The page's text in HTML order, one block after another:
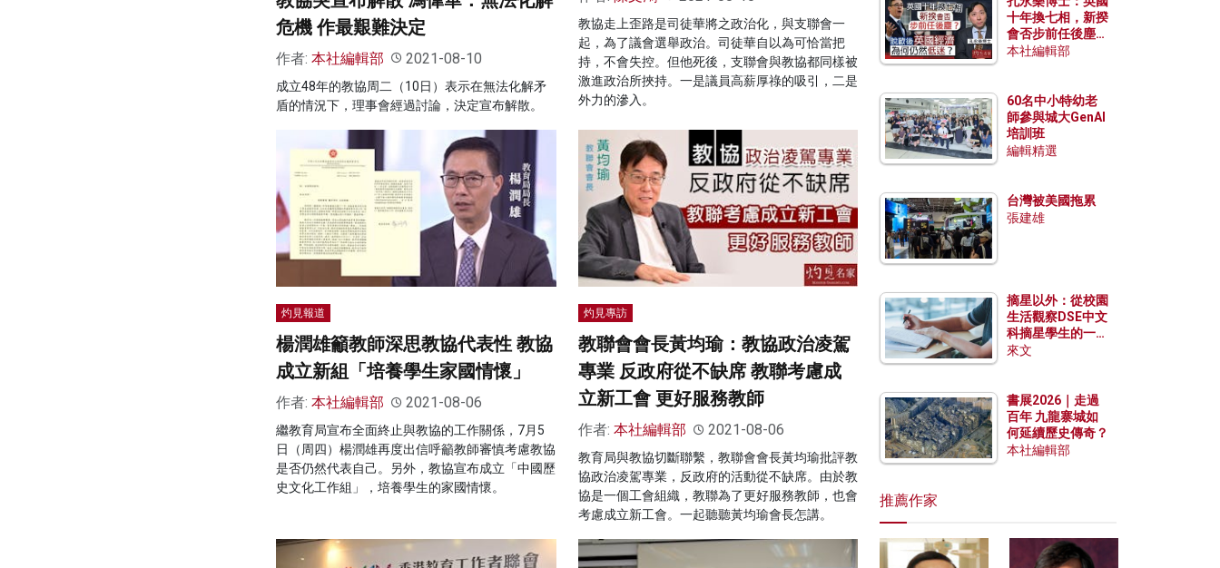
危機 作最艱難決定
作者: 本社編輯部 2021-08-10
成立48年的教協周二（10日）表示在無法化解矛
盾的情況下，理事會經過討論，決定宣布解散。
教協走上歪路是司徒華將之政治化，與支聯會一
起，為了議會選舉政治。司徒華自以為可恰當把
持，不會失控。但他死後，支聯會與教協都同樣被
激進政治所挾持。一是議員高薪厚祿的吸引，二是
外力的滲入。
灼見報道
楊潤雄籲教師深思教協代表性 教協
成立新組「培養學生家國情懷」
作者: 本社編輯部 2021-08-06
繼教育局宣布全面終止與教協的工作關係，7月5
日（周四）楊潤雄再度出信呼籲教師審慎考慮教協
是否仍然代表自己。另外，教協宣布成立「中國歷
史文化工作組」，培養學生的家國情懷。
灼見專訪
教聯會會長黃均瑜：教協政治凌駕
專業 反政府從不缺席 教聯考慮成
立新工會 更好服務教師
作者: 本社編輯部 2021-08-06
教育局與教協切斷聯繫，教聯會會長黃均瑜批評教
協政治凌駕專業，反政府的活動從不缺席。由於教
協是一個工會組織，教聯為了更好服務教師，也會
考慮成立新工會。一起聽聽黃均瑜會長怎講。
十年換七相，新揆
會否步前任後塵？
脫歐後英國經濟為
本社編輯部
60名中小特幼老
師參與城大GenAI
培訓班
編輯精選
台灣被美國拖累
張建雄
摘星以外：從校園
生活觀察DSE中文
科摘星學生的一點
特質
來文
書展2026｜走過
百年 九龍寨城如
何延續歷史傳奇？
本社編輯部
推薦作家